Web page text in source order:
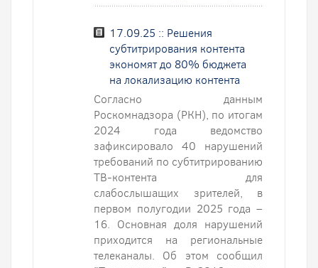
17.09.25 :: Решения
субтитрирования контента
экономят до 80% бюджета
на локализацию контента
Согласно данным
Роскомнадзора (РКН), по итогам
2024 года ведомство
зафиксировало 40 нарушений
требований по субтитрированию
ТВ-контента для
слабослышащих зрителей, в
первом полугодии 2025 года –
16. Основная доля нарушений
приходится на региональные
телеканалы. Об этом сообщил